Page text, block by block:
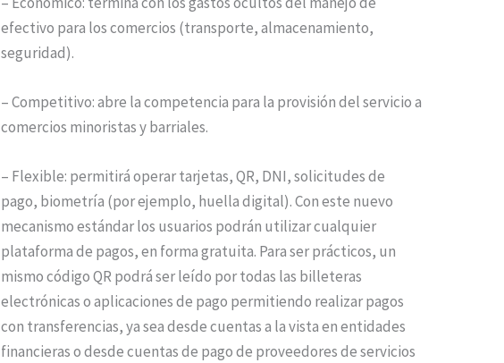
efectivo para los comercios (transporte, almacenamiento,
seguridad).
– Competitivo: abre la competencia para la provisión del servicio a
comercios minoristas y barriales.
– Flexible: permitirá operar tarjetas, QR, DNI, solicitudes de
pago, biometría (por ejemplo, huella digital). Con este nuevo
mecanismo estándar los usuarios podrán utilizar cualquier
plataforma de pagos, en forma gratuita. Para ser prácticos, un
mismo código QR podrá ser leído por todas las billeteras
electrónicas o aplicaciones de pago permitiendo realizar pagos
con transferencias, ya sea desde cuentas a la vista en entidades
financieras o desde cuentas de pago de proveedores de servicios